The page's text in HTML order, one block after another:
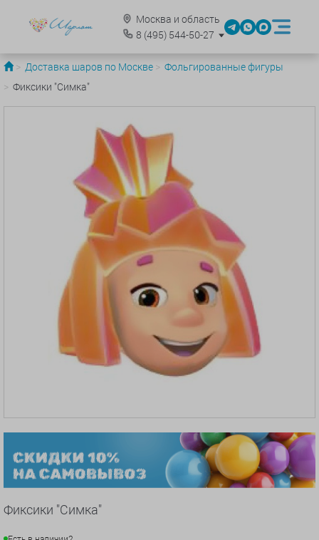
Москва и область
8 (495)544-50-27
Доставка шаров по Москве
Фольгированные фигуры
Фиксики "Симка"
Фиксики "Симка"